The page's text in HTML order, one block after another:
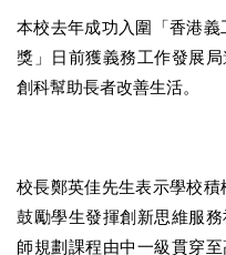
本校去年成功入圍「香港
獎」日前獲義務工作發展
創科幫助長者改善生活。
校長鄭英佳先生表示學校積
鼓勵學生發揮創新思維服
師規劃課程由中一級貫穿